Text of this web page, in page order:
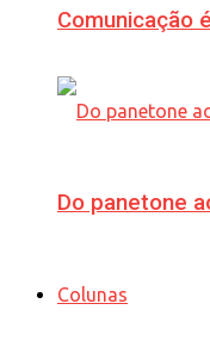
Comunicação
Do panetone
Colunas